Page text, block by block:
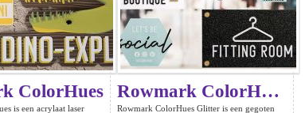
ColorHues
is een acrylaat laser
Rowmark ColorHues Glitter
Rowmark ColorHues Glitter is een gegoten